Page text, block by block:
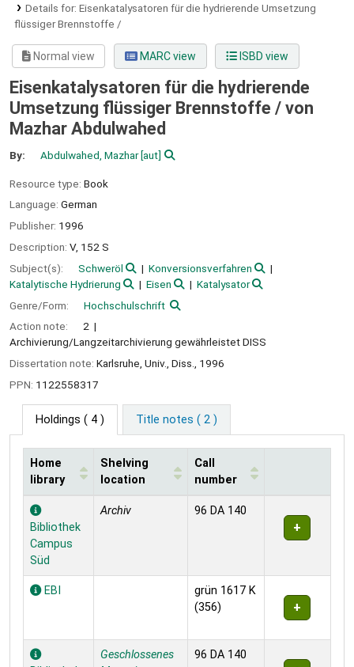
Details for: Eisenkatalysatoren für die hydrierende Umsetzung
flüssiger Brennstoffe /
Normal view MARC view ISBD view
Eisenkatalysatoren für die hydrierende
Umsetzung flüssiger Brennstoffe / von
Mazhar Abdulwahed
By: Abdulwahed, Mazhar[aut]
Resource type: Book
Language: German
Publisher: 1996
Description: V, 152 S
Subject(s):
Schweröl
Konversionsverfahren
Katalytische Hydrierung
Eisen
Katalysator
Genre/Form:
Hochschulschrift
Action note:
2
Archivierung/Langzeitarchivierung gewährleistet DISS
Dissertation note: Karlsruhe, Univ., Diss., 1996
PPN: 1122558317
Holdings ( 4 ) Title notes ( 2 )
Holdings
Home
library
Shelving
location
Call
number
Bibliothek
Campus
Süd
Archiv 96 DA 140
EBI
grün 1617 K
(356)
Geschlossenes
96 DA 140